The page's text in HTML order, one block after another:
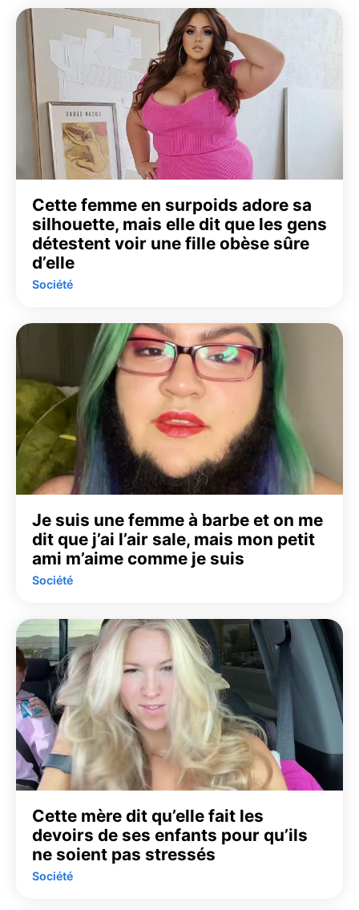
Cette femme en surpoids adore sa
silhouette, mais elle dit que les gens
détestent voir une fille obèse sûre
d’elle
Société
Je suis une femme à barbe et on me
dit que j’ai l’air sale, mais mon petit
ami m’aime comme je suis
Société
Cette mère dit qu’elle fait les
devoirs de ses enfants pour qu’ils
ne soient pas stressés
Société